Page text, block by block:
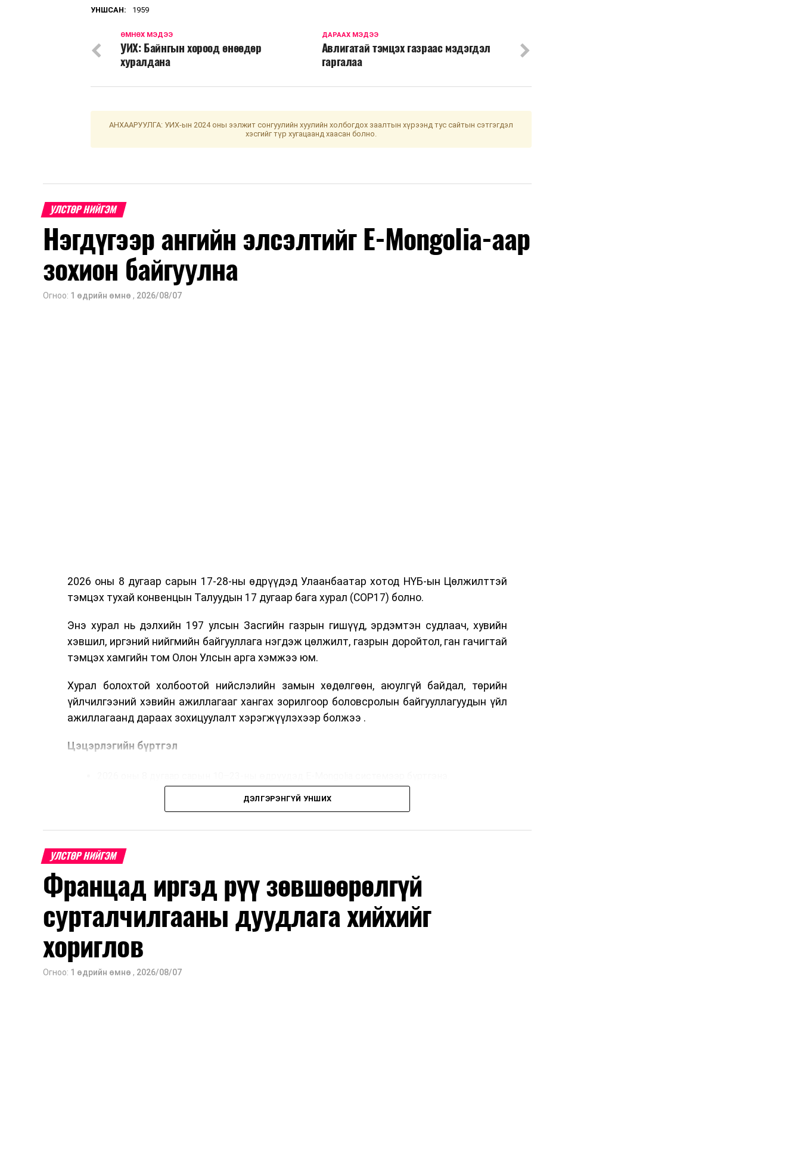
УНШСАН: 1959
ДАРААХ МЭДЭЭ
Авлигатай тэмцэх газраас мэдэгдэл
гаргалаа
ӨМНӨХ МЭДЭЭ
УИХ: Байнгын хороод өнөөдөр
хуралдана
АНХААРУУЛГА: УИХ-ын 2024 оны ээлжит сонгуулийн хуулийн холбогдох заалтын хүрээнд тус сайтын сэтгэгдэл
хэсгийг түр хугацаанд хаасан болно.
УЛСТӨР НИЙГЭМ
Нэгдүгээр ангийн элсэлтийг E-Mongolia-аар
зохион байгуулна
Огноо: 1 өдрийн өмнө , 2026/08/07
2026 оны 8 дугаар сарын 17-28-ны өдрүүдэд Улаанбаатар хотод НҮБ-ын Цөлжилттэй
тэмцэх тухай конвенцын Талуудын 17 дугаар бага хурал (COP17) болно.
Энэ хурал нь дэлхийн 197 улсын Засгийн газрын гишүүд, эрдэмтэн судлаач, хувийн
хэвшил, иргэний нийгмийн байгууллага нэгдэж цөлжилт, газрын доройтол, ган гачигтай
тэмцэх хамгийн том Олон Улсын арга хэмжээ юм.
Хурал болохтой холбоотой нийслэлийн замын хөдөлгөөн, аюулгүй байдал, төрийн
үйлчилгээний хэвийн ажиллагааг хангах зорилгоор боловсролын байгууллагуудын үйл
ажиллагаанд дараах зохицуулалт хэрэгжүүлэхээр болжээ .
Цэцэрлэгийн бүртгэл
2026 оны 8 дугаар сарын 17–28-ны өдрүүдэд E-Mongolia системээр бүртгэнэ.
Энэ хугацаанд хүүхэд бүртгэх дэмжлэгийн баг сургуулиуд дээр ажиллахгүй.
2026 оны 9 дүгээр сарын 1-нээс цахимаар эхэлнэ.
2026 оны 9 дүгээр сарын 14-нөөс танхимаар үргэлжилнэ.
Оюутны дотуур байр
2026 оны 9 дүгээр сарын 13-наас оюутнуудыг дотуур байранд оруулж эхэлнэ.
ДЭЛГЭРЭНГҮЙ УНШИХ
УЛСТӨР НИЙГЭМ
Францад иргэд рүү зөвшөөрөлгүй
сурталчилгааны дуудлага хийхийг
хориглов
Огноо: 1 өдрийн өмнө , 2026/08/07